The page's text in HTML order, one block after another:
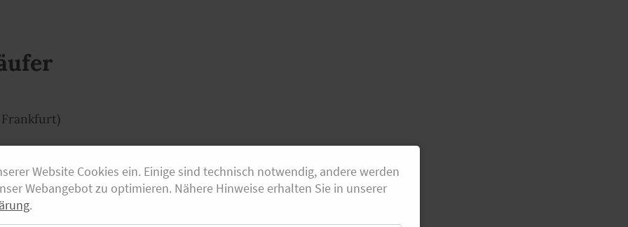
Regensburg)
Website Cookies ein. Einige sind technisch notwendig, andere werden
Webangebot zu optimieren. Nähere Hinweise erhalten Sie in unserer
.